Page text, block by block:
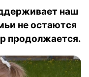
наш
не остаются
продолжается.